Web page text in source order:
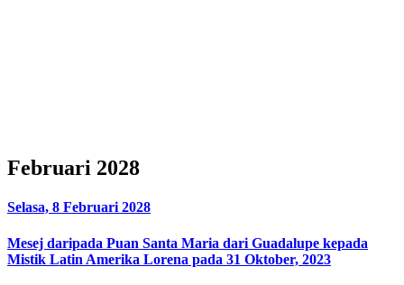
Februari 2028
Selasa, 8 Februari 2028
Mesej daripada Puan Santa Maria dari Guadalupe kepada
Mistik Latin Amerika Lorena pada 31 Oktober, 2023